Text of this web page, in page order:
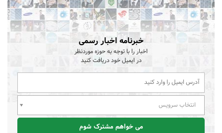
خبرنامه اخبار رسمی
اخبار را با توجه به حوزه موردنظر
در ایمیل خود دریافت کنید
انتخاب سرویس
می خواهم مشترک شوم